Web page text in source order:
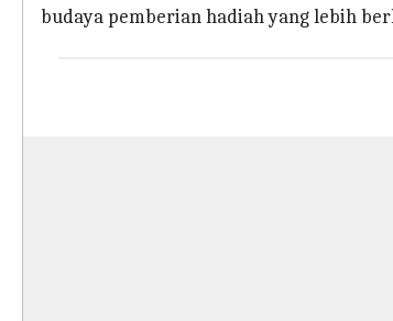
budaya pemberian hadiah yang lebih